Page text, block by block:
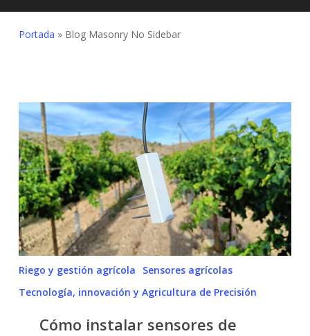
Portada » Blog Masonry No Sidebar
Cómo
instalar
sensores
de
humedad
del
suelo
Riego y gestión agrícola
Sensores agrícolas
Tecnología, innovación y Agricultura de Precisión
Cómo instalar sensores de